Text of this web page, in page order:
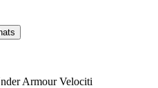
Armour Velociti